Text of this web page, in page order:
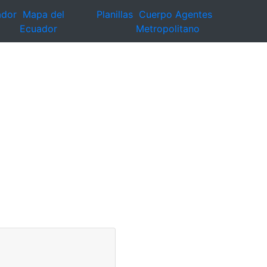
Mapa del
Ecuador
Planillas Cuerpo Agentes
Metropolitano